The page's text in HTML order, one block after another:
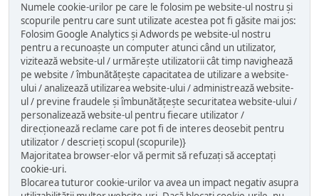
Numele cookie-urilor pe care le folosim pe website-ul nostru și
scopurile pentru care sunt utilizate acestea pot fi găsite mai jos:
Folosim Google Analytics și Adwords pe website-ul nostru
pentru a recunoaște un computer atunci când un utilizator,
vizitează website-ul / urmărește utilizatorii cât timp navighează
pe website / îmbunătățește capacitatea de utilizare a website-
ului / analizează utilizarea website-ului / administrează website-
ul / previne fraudele și îmbunătățește securitatea website-ului /
personalizează website-ul pentru fiecare utilizator /
direcționează reclame care pot fi de interes deosebit pentru
utilizator / descrieți scopul (scopurile)}
Majoritatea browser-elor vă permit să refuzați să acceptați
cookie-uri.
Blocarea tuturor cookie-urilor va avea un impact negativ asupra